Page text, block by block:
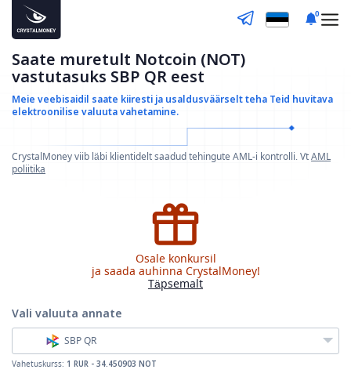
0
Saate muretult Notcoin (NOT)
vastutasuks SBP QR eest
Meie veebisaidil saate kiiresti ja usaldusväärselt teha Teid huvitava
elektroonilise valuuta vahetamine.
CrystalMoney viib läbi klientidelt saadud tehingute AML-i kontrolli. VtAML
poliitika
Osale konkursil
ja saada auhinna CrystalMoney!
Täpsemalt
Vali valuuta annate
SBP QR
Vahetuskurss: 1 RUR - 34.450903 NOT